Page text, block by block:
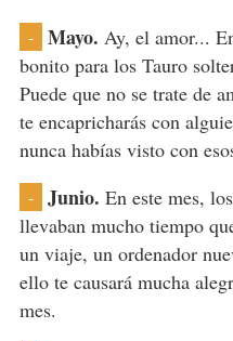
- Mayo. Ay, el amor...
bonito para los Tauro
Puede que no se trate de
te encapricharás con
nunca habías visto con
- Junio. En este mes,
llevaban mucho tiempo
un viaje, un ordenador
ello te causará mucha
mes.